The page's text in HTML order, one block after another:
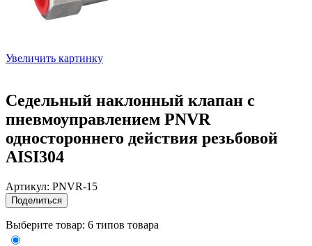
Увеличить картинку
Седельный наклонный клапан с
пневмоуправлением PNVR
одностороннего действия резьбовой
AISI304
Артикул: PNVR-15
Поделиться
Выберите товар: 6 типов товара